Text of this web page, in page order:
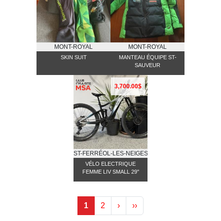
MONT-ROYAL
SKIN SUIT
MONT-ROYAL
MANTEAU ÉQUIPE ST-
SAUVEUR
3,700.00$
ST-FERRÉOL-LES-NEIGES
VÉLO ELECTRIQUE
FEMME LIV SMALL 29''
1 2 › ››